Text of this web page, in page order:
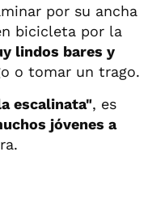
por su ancha
bicicleta por la
lindos bares y
o tomar un trago.
escalinata", es
jóvenes a